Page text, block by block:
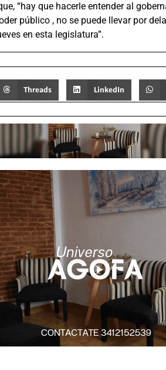
“hay que hacerle entender al
público , no se puede llevar por
en esta legislatura”.
Threads LinkedIn